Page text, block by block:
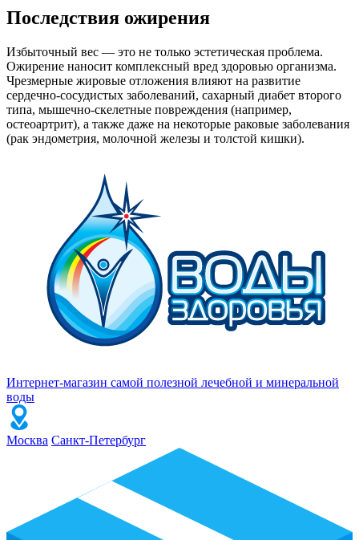
Последствия ожирения
Избыточный вес — это не только эстетическая проблема.
Ожирение наносит комплексный вред здоровью организма.
Чрезмерные жировые отложения влияют на развитие
сердечно-сосудистых заболеваний, сахарный диабет второго
типа, мышечно-скелетные повреждения (например,
остеоартрит), а также даже на некоторые раковые заболевания
(рак эндометрия, молочной железы и толстой кишки).
Интернет-магазин самой полезной лечебной и минеральной
воды
Москва Санкт-Петербург